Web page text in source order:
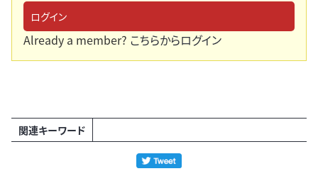
ログイン
Already a member? こちらからログイン
関連キーワード